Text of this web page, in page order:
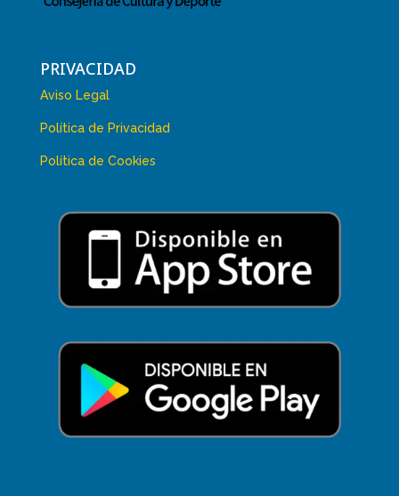
PRIVACIDAD
Aviso Legal
Política de Privacidad
Política de Cookies